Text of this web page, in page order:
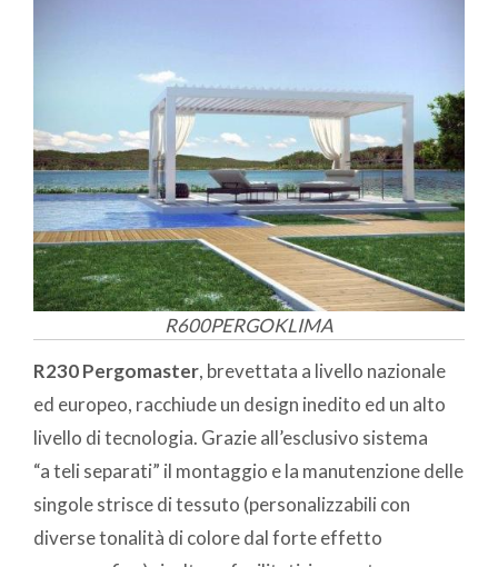
R600PERGOKLIMA
R230 Pergomaster, brevettata a livello nazionale
ed europeo, racchiude un design inedito ed un alto
livello di tecnologia. Grazie all’esclusivo sistema
“a teli separati” il montaggio e la manutenzione delle
singole strisce di tessuto (personalizzabili con
diverse tonalità di colore dal forte effetto